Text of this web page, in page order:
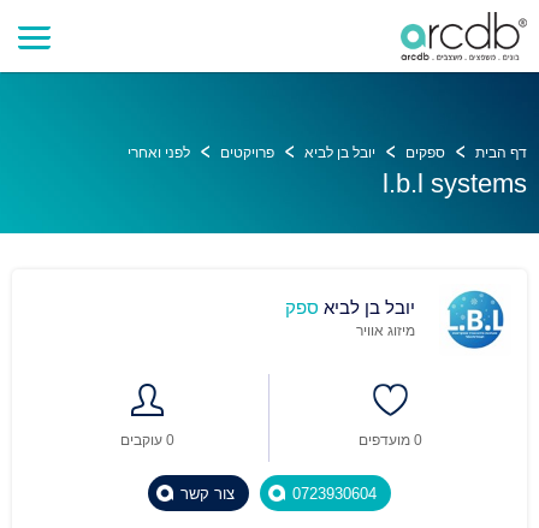
דף הבית ספקים יובל בן לביא פרויקטים לפני ואחרי
l.b.l systems
יובל בן לביא ספק
מיזוג אוויר
0 עוקבים 0 מועדפים
צור קשר 0723930604